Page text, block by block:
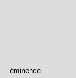
éminence